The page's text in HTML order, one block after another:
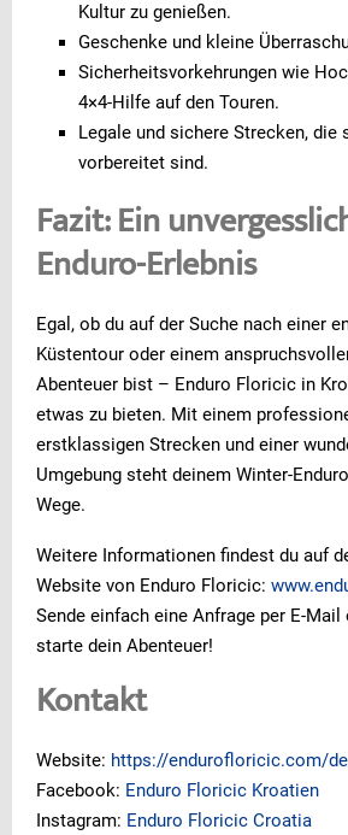
Kultur zu genießen.
Geschenke und kleine
Sicherheitsvorkehrungen wie
4×4-Hilfe auf den Touren.
Legale und sichere Strecken, die
vorbereitet sind.
Fazit: Ein
Enduro-Erlebnis
Egal, ob du auf der Suche nach einer
Küstentour oder einem
Abenteuer bist – Enduro Floricic in
etwas zu bieten. Mit einem
erstklassigen Strecken und einer
Umgebung steht deinem Winter-
Wege.
Weitere Informationen findest du auf
Website von Enduro Floricic:
Sende einfach eine Anfrage per E-Mail
starte dein Abenteuer!
Kontakt
Website: https://endurofloricic.com/
Facebook: Enduro Floricic Kroatien
Instagram: Enduro Floricic Croatia